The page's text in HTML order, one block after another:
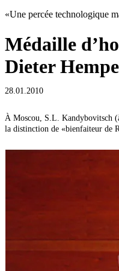
«Une percée technologique
Médaille
Dieter
28.01.2010
À Moscou, S.L. Kandybovitsch
la distinction de «bienfaiteur de